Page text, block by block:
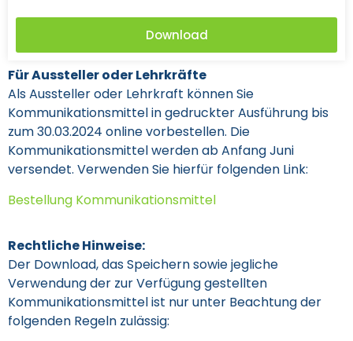
Download
Für Aussteller oder Lehrkräfte
Als Aussteller oder Lehrkraft können Sie
Kommunikationsmittel in gedruckter Ausführung bis
zum 30.03.2024 online vorbestellen. Die
Kommunikationsmittel werden ab Anfang Juni
versendet. Verwenden Sie hierfür folgenden Link:
Bestellung Kommunikationsmittel
Rechtliche Hinweise:
Der Download, das Speichern sowie jegliche
Verwendung der zur Verfügung gestellten
Kommunikationsmittel ist nur unter Beachtung der
folgenden Regeln zulässig: